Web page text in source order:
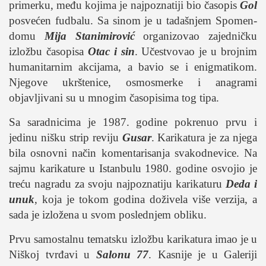
primerku, među kojima je najpoznatiji bio časopis Gol
posvećen fudbalu. Sa sinom je u tadašnjem Spomen-
domu Mija Stanimirovićorganizovao zajedničku
izložbu časopisa Otac i sin. Učestvovao je u brojnim
humanitarnim akcijama, a bavio se i enigmatikom.
Njegove ukrštenice, osmosmerke i anagrami
objavljivani su u mnogim časopisima tog tipa.
Sa saradnicima je 1987. godine pokrenuo prvu i
jedinu nišku strip reviju Gusar. Karikatura je za njega
bila osnovni način komentarisanja svakodnevice. Na
sajmu karikature u Istanbulu 1980. godine osvojio je
treću nagradu za svoju najpoznatiju karikaturu Deda i
unuk, koja je tokom godina doživela više verzija, a
sada je izložena u svom poslednjem obliku.
Prvu samostalnu tematsku izložbu karikatura imao je u
Niškoj tvrđavi u Salonu 77. Kasnije je u Galeriji